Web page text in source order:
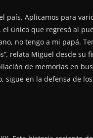
país. Aplicamos para
único que regresó al
no tengo a mi papá.
, relata Miguel desde su
de memorias en
sigue en la defensa de